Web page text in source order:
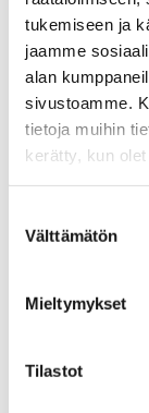
tukemiseen ja
jaamme
alan
sivustoamme.
tietoja muihin
kerätty, kun
valinta
Välttämätön
Mieltymykset
Tilastot
Salaattipihdit
Pituus 250mm